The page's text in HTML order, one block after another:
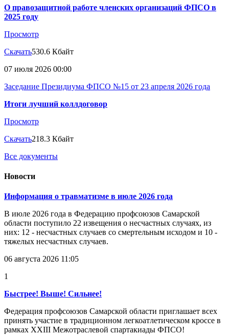
О правозащитной работе членских организаций ФПСО в
2025 году
Просмотр
Скачать530.6 Кбайт
07 июля 2026 00:00
Заседание Президиума ФПСО №15 от 23 апреля 2026 года
Итоги лучший коллдоговор
Просмотр
Скачать218.3 Кбайт
Все документы
Новости
Информация о травматизме в июле 2026 года
В июле 2026 года в Федерацию профсоюзов Самарской
области поступило 22 извещения о несчастных случаях, из
них: 12 - несчастных случаев со смертельным исходом и 10 -
тяжелых несчастных случаев.
06 августа 2026 11:05
1
Быстрее! Выше! Сильнее!
Федерация профсоюзов Самарской области приглашает всех
принять участие в традиционном легкоатлетическом кроссе в
рамках XXIII Межотраслевой спартакиады ФПСО!